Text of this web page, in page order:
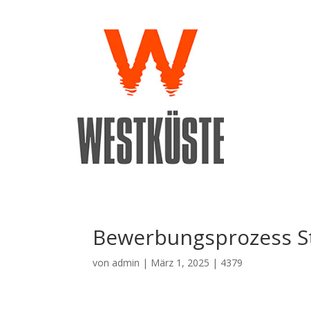
Bewerbungsprozess
von admin | März 1, 2025 | 4379